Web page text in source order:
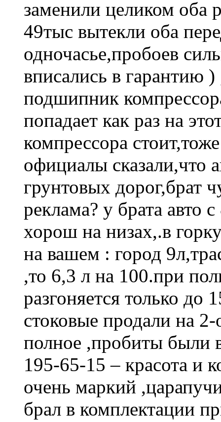
заменили целиком оба
49тыс вытекли оба
одночасье,пробоев
вписались в гарантию
подшипник
попадает как раз на
компрессора
официалы сказали,что
грунтовых дорог,брат
реклама? у брата авто
хорош на низах,.в
на вашем : город
,то 6,3 л на 100.при
разгоняется только до
стоковые продали на
полное ,пробиты были
195-65-15 – красота и
очень маркий
брал в комплектации